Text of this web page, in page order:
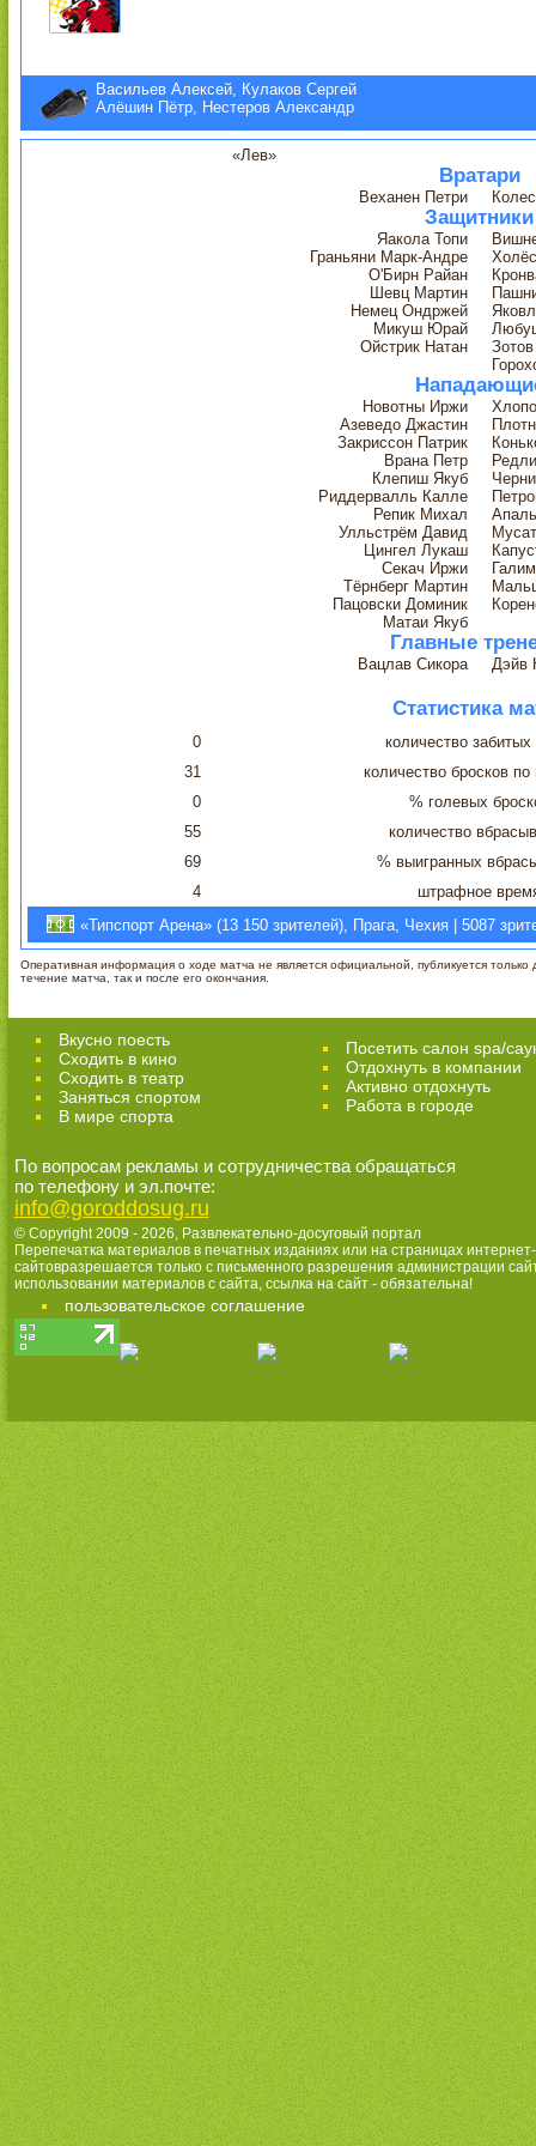
Васильев Алексей, Кулаков Сергей
Алёшин Пётр, Нестеров Александр
«Лев»
Вратари
Веханен Петри
Защитники
Яакола Топи
Граньяни Марк-Андре
О'Бирн Райан
Шевц Мартин
Немец Ондржей
Микуш Юрай
Ойстрик Натан
Новотны Иржи
Азеведо Джастин
Закриссон Патрик
Врана Петр
Клепиш Якуб
Риддервалль Калле
Репик Михал
Улльстрём Давид
Цингел Лукаш
Секач Иржи
Тёрнберг Мартин
Пацовски Доминик
Матаи Якуб
Главные
Вацлав Сикора Дэйв
Статистика
0
количество
31
количество бросков по
0
% голевых
55
количество
69
% выигранных
4
штрафное
«Типспорт Арена» (13 150 зрителей), Прага, Чехия | 5087
Оперативная информация о ходе матча не является официальной, публикуется только
течение матча, так и после его окончания.
Вкусно поесть
Сходить в кино
Cходить в театр
Заняться спортом
В мире спорта
Посетить салон spa/
Отдохнуть в компании
Активно отдохнуть
Работа в городе
По вопросам рекламы и сотрудничества обращаться
по телефону и эл.почте:
info@goroddosug.ru
© Copyright 2009 - 2026, Развлекательно-досуговый портал
Перепечатка материалов в печатных изданиях или на страницах интернет-
сайтовразрешается только с письменного разрешения администрации
использовании материалов с сайта, ссылка на сайт - обязательна!
пользовательское соглашение